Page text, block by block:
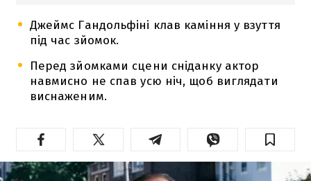
Джеймс Гандольфіні клав каміння у взуття
під час зйомок.
Перед зйомками сцени сніданку актор
навмисно не спав усю ніч, щоб виглядати
виснаженим.